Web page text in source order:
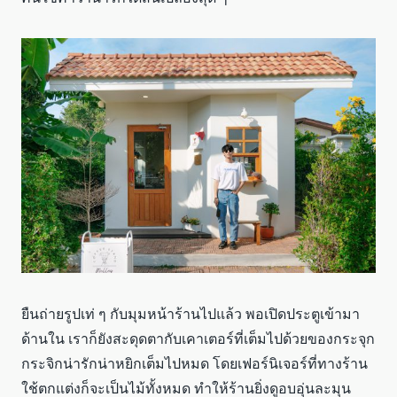
ยืนถ่ายรูปเท่ ๆ กับมุมหน้าร้านไปแล้ว พอเปิดประตูเข้ามา
ด้านใน เราก็ยังสะดุดตากับเคาเตอร์ที่เต็มไปด้วยของกระจุก
กระจิกน่ารักน่าหยิกเต็มไปหมด โดยเฟอร์นิเจอร์ที่ทางร้าน
ใช้ตกแต่งก็จะเป็นไม้ทั้งหมด ทำให้ร้านยิ่งดูอบอุ่นละมุน